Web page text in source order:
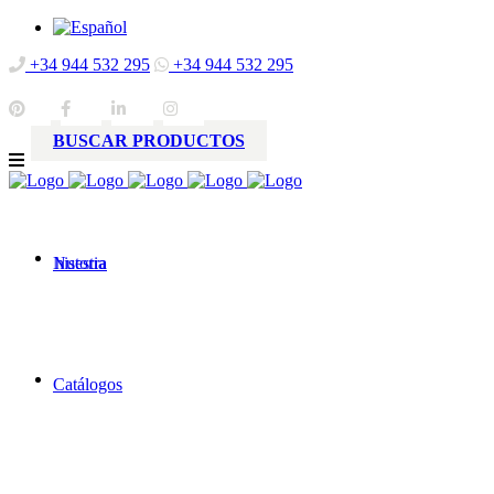
+34 944 532 295 +34 944 532 295
BUSCAR PRODUCTOS
Nuestra
historia
Catálogos